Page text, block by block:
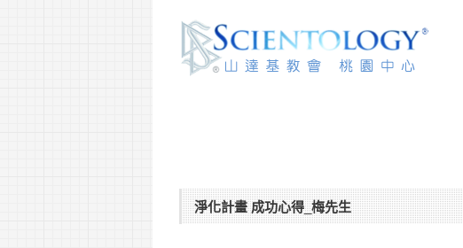
淨化計畫 成功心得_梅先生